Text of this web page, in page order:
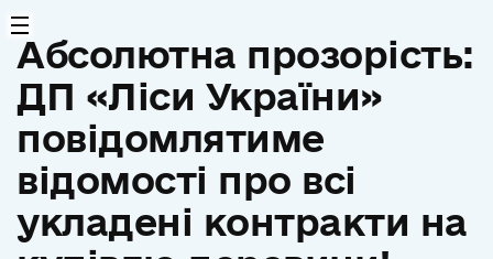
Абсолютна прозорість:
ДП «Ліси України»
повідомлятиме
відомості про всі
укладені контракти на